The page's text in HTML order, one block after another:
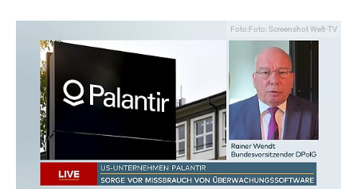
Foto:Foto: Screenshot Welt-TV